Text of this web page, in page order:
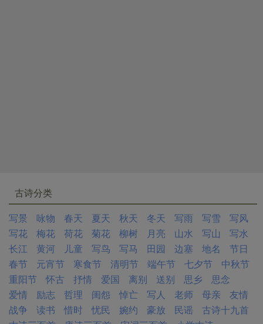
古诗分类
写景
咏物 春天 夏天 秋天 冬天 写雨 写雪
写风
写花
梅花 荷花 菊花 柳树 月亮 山水 写山
写水
长江
黄河 儿童 写鸟 写马 田园 边塞 地名
节日
春节
元宵节 寒食节 清明节 端午节 七夕节
中秋节
重阳节
怀古 抒情 爱国 离别 送别 思乡
思念
爱情
励志 哲理 闺怨 悼亡 写人 老师 母亲
友情
战争
读书 惜时 忧民 婉约 豪放 民谣
古诗十九首